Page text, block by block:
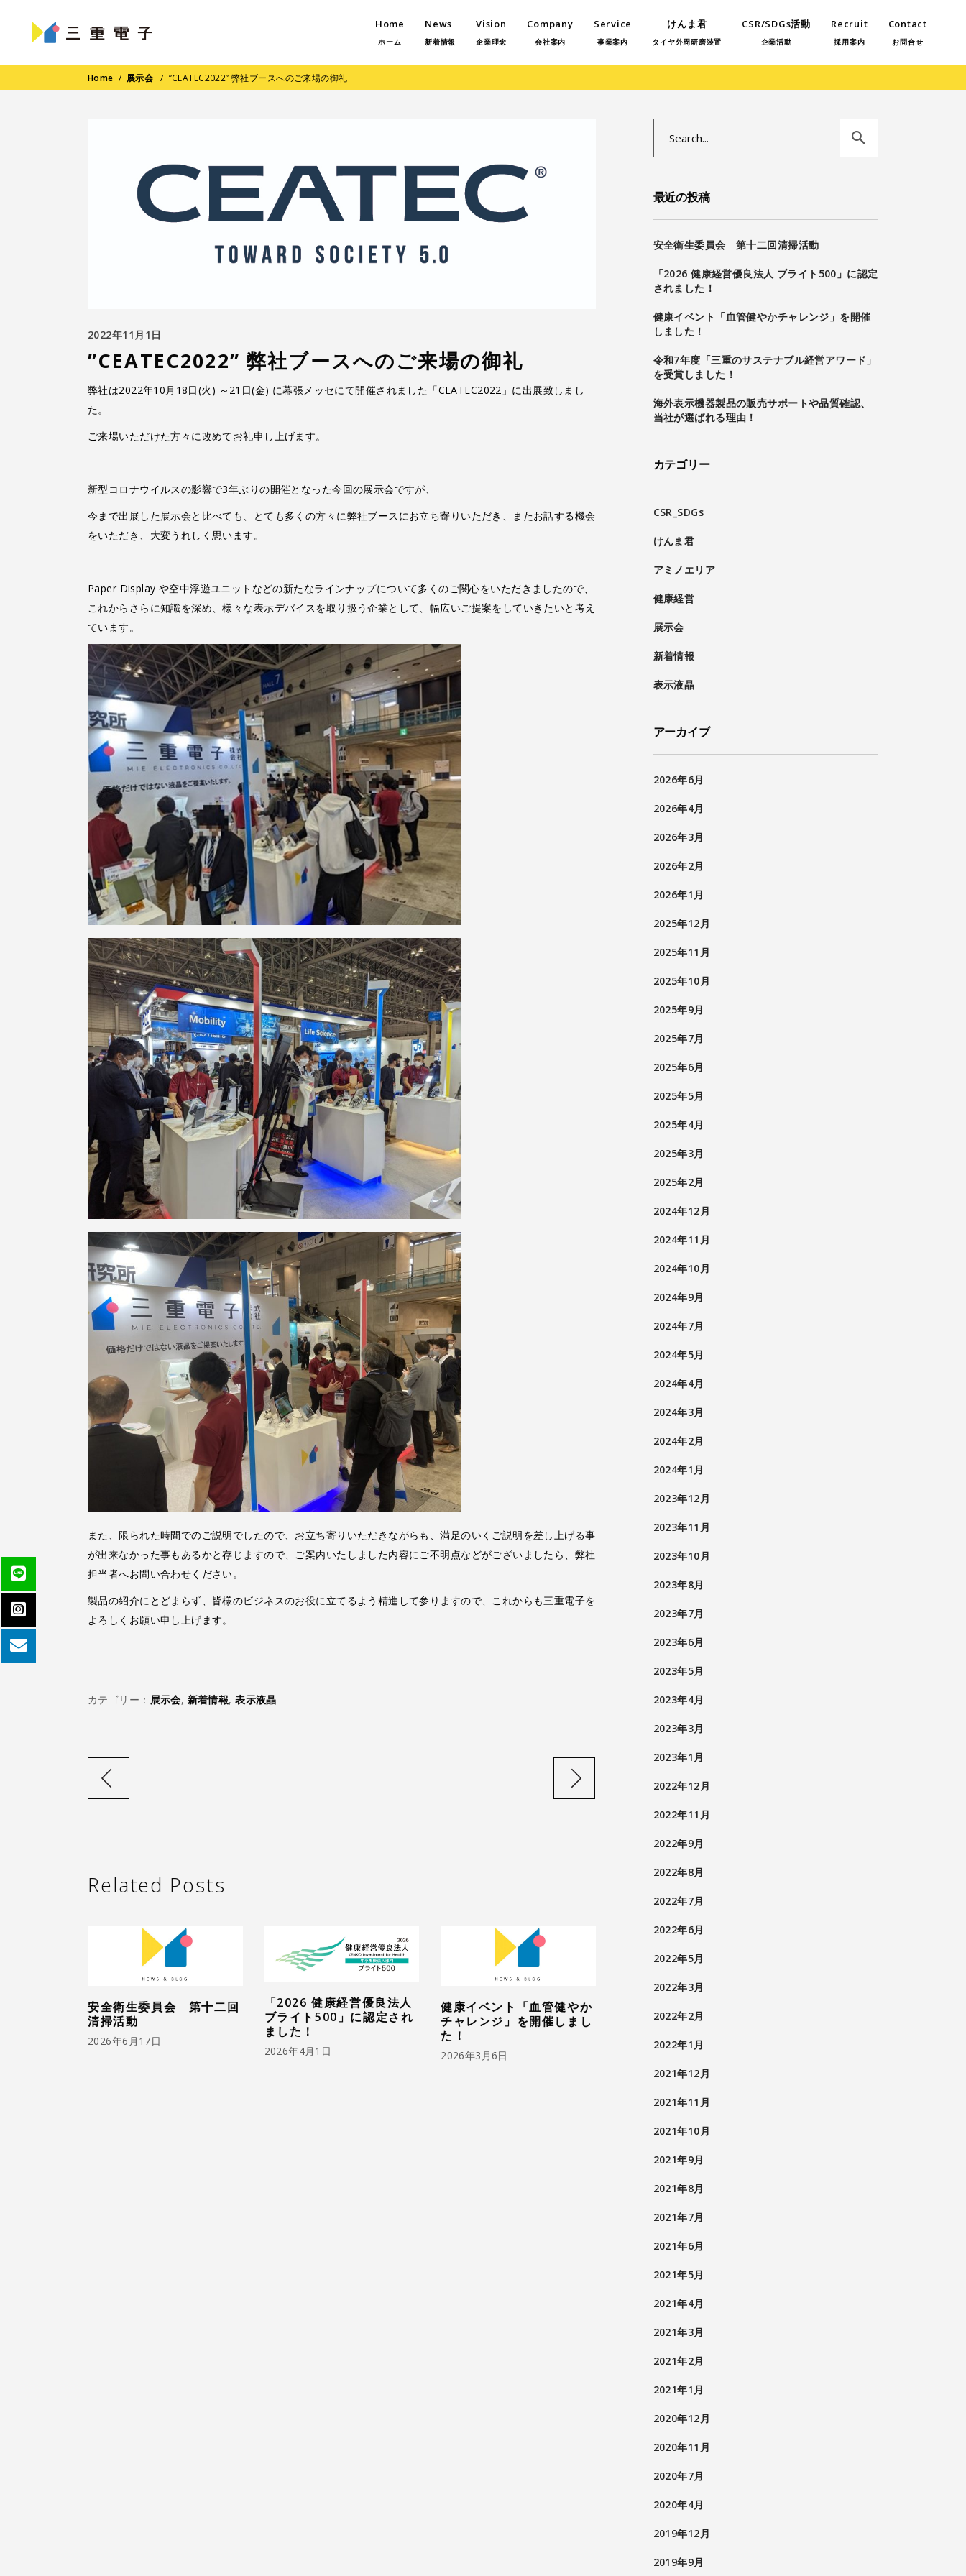
Home
ホーム
News
新着情報
Vision
企業理念
Company
会社案内
Service
事業案内
けんま君
タイヤ外周研磨装置
CSR/SDGs活動
企業活動
Recruit
採用案内
Contact
お問合せ
Home / 展示会 / ”CEATEC2022” 弊社ブースへのご来場の御礼
2022年11月1日
”CEATEC2022” 弊社ブースへのご来場の御礼
弊社は2022年10月18日(火) ～21日(金) に幕張メッセにて開催されました「CEATEC2022」に出展致しまし
た。
ご来場いただけた方々に改めてお礼申し上げます。
新型コロナウイルスの影響で3年ぶりの開催となった今回の展示会ですが、
今まで出展した展示会と比べても、とても多くの方々に弊社ブースにお立ち寄りいただき、またお話する機会
をいただき、大変うれしく思います。
Paper Display や空中浮遊ユニットなどの新たなラインナップについて多くのご関心をいただきましたので、
これからさらに知識を深め、様々な表示デバイスを取り扱う企業として、幅広いご提案をしていきたいと考え
ています。
また、限られた時間でのご説明でしたので、お立ち寄りいただきながらも、満足のいくご説明を差し上げる事
が出来なかった事もあるかと存じますので、ご案内いたしました内容にご不明点などがございましたら、弊社
担当者へお問い合わせください。
製品の紹介にとどまらず、皆様のビジネスのお役に立てるよう精進して参りますので、これからも三重電子を
よろしくお願い申し上げます。
カテゴリー： 展示会, 新着情報,表示液晶
Related Posts
安全衛生委員会 第十二回
清掃活動
2026年6月17日
「2026 健康経営優良法人
ブライト500」に認定され
ました！
2026年4月1日
健康イベント「血管健やか
チャレンジ」を開催しまし
た！
2026年3月6日
最近の投稿
安全衛生委員会 第十二回清掃活動
「2026 健康経営優良法人 ブライト500」に認定
されました！
健康イベント「血管健やかチャレンジ」を開催
しました！
令和7年度「三重のサステナブル経営アワード」
を受賞しました！
海外表示機器製品の販売サポートや品質確認、
当社が選ばれる理由！
カテゴリー
CSR_SDGs
けんま君
アミノエリア
健康経営
展示会
新着情報
表示液晶
アーカイブ
2026年6月
2026年4月
2026年3月
2026年2月
2026年1月
2025年12月
2025年11月
2025年10月
2025年9月
2025年7月
2025年6月
2025年5月
2025年4月
2025年3月
2025年2月
2024年12月
2024年11月
2024年10月
2024年9月
2024年7月
2024年5月
2024年4月
2024年3月
2024年2月
2024年1月
2023年12月
2023年11月
2023年10月
2023年8月
2023年7月
2023年6月
2023年5月
2023年4月
2023年3月
2023年1月
2022年12月
2022年11月
2022年9月
2022年8月
2022年7月
2022年6月
2022年5月
2022年3月
2022年2月
2022年1月
2021年12月
2021年11月
2021年10月
2021年9月
2021年8月
2021年7月
2021年6月
2021年5月
2021年4月
2021年3月
2021年2月
2021年1月
2020年12月
2020年11月
2020年7月
2020年4月
2019年12月
2019年9月